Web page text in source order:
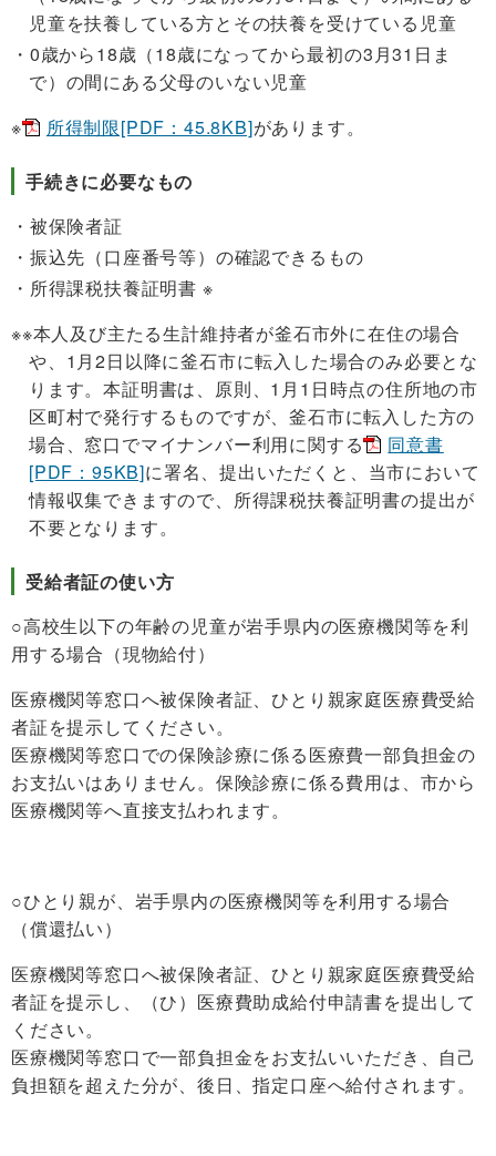
児童を扶養している方とその扶養を受けている児童
0歳から18歳（18歳になってから最初の3月31日ま
で）の間にある父母のいない児童
※
所得制限[PDF：45.8KB]があります。
手続きに必要なもの
被保険者証
振込先（口座番号等）の確認できるもの
所得課税扶養証明書 ※
※本人及び主たる生計維持者が釜石市外に在住の場合
や、1月2日以降に釜石市に転入した場合のみ必要とな
ります。本証明書は、原則、1月1日時点の住所地の市
区町村で発行するものですが、釜石市に転入した方の
場合、窓口でマイナンバー利用に関する
同意書
[PDF：95KB]に署名、提出いただくと、当市において
情報収集できますので、所得課税扶養証明書の提出が
不要となります。
受給者証の使い方
○高校生以下の年齢の児童が岩手県内の医療機関等を利
用する場合（現物給付）
医療機関等窓口へ被保険者証、ひとり親家庭医療費受給
者証を提示してください。
医療機関等窓口での保険診療に係る医療費一部負担金の
お支払いはありません。保険診療に係る費用は、市から
医療機関等へ直接支払われます。
○ひとり親が、岩手県内の医療機関等を利用する場合
（償還払い）
医療機関等窓口へ被保険者証、ひとり親家庭医療費受給
者証を提示し、（ひ）医療費助成給付申請書を提出して
ください。
医療機関等窓口で一部負担金をお支払いいただき、自己
負担額を超えた分が、後日、指定口座へ給付されます。